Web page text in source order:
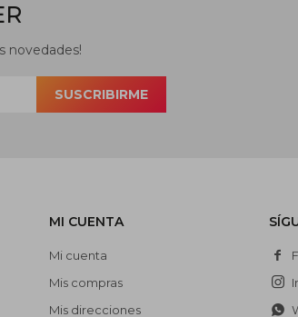
MI CUENTA
Mi cuenta
Mis compras
Mis direcciones
novedades!
SUSCRIBIRME